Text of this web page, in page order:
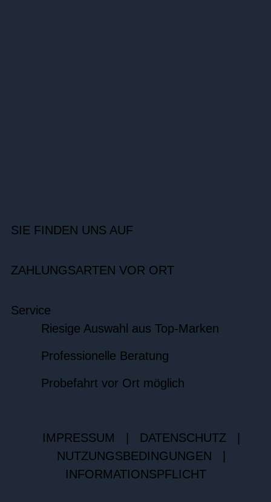
SIE FINDEN UNS AUF
ZAHLUNGSARTEN VOR ORT
Service
Riesige Auswahl aus Top-Marken
Professionelle Beratung
Probefahrt vor Ort möglich
IMPRESSUM DATENSCHUTZ
NUTZUNGSBEDINGUNGEN
INFORMATIONSPFLICHT